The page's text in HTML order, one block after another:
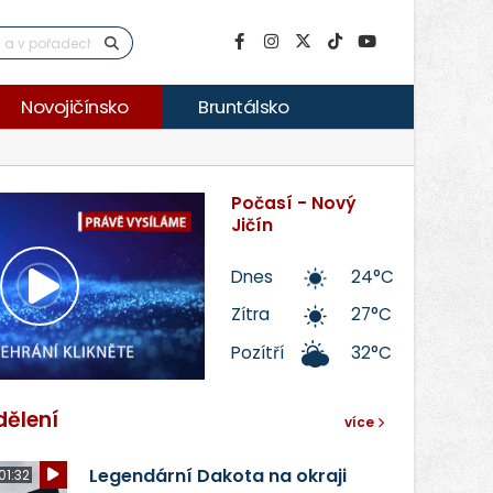
Novojičínsko Bruntálsko
Přehrát
video
Počasí - Nový
Jičín
Dnes
24°C
Zítra
27°C
Pozítří
32°C
více
Legendární Dakota na okraji